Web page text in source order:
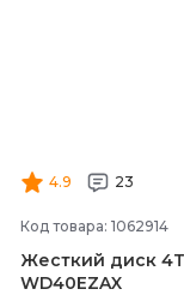
4.9 23
Код товара: 1062914
Жесткий диск
WD40EZAX